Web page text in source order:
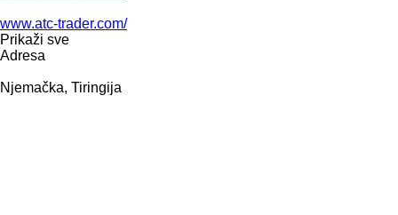
www.atc-trader.com/
Prikaži sve
Adresa
Njemačka, Tiringija